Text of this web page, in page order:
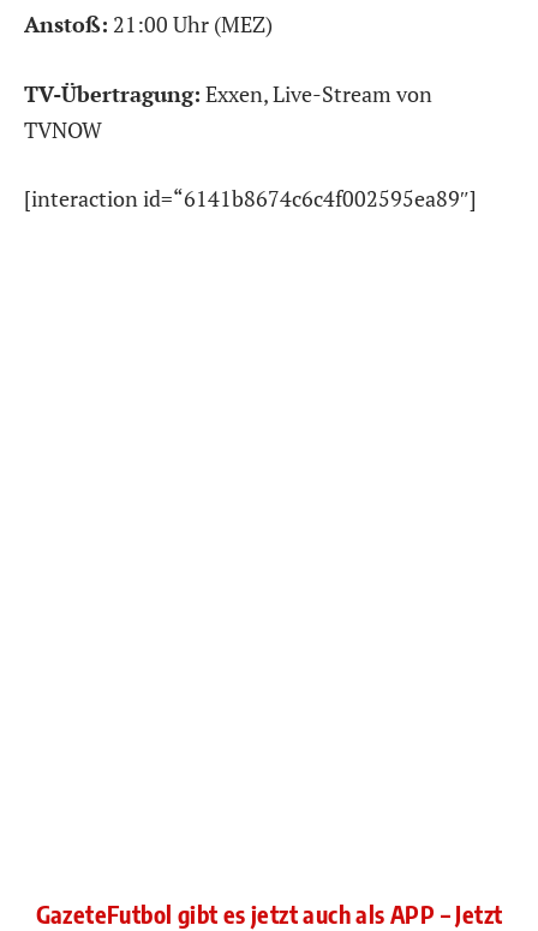
Anstoß: 21:00 Uhr (MEZ)
TV-Übertragung: Exxen, Live-Stream von
TVNOW
[interaction id=“6141b8674c6c4f002595ea89″]
GazeteFutbol gibt es jetzt auch als APP – Jetzt